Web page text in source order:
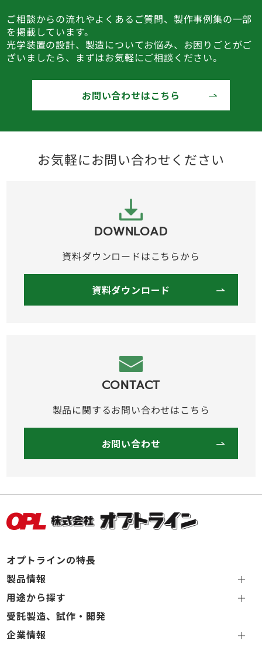
ご相談からの流れやよくあるご質問、製作事例集の一部
を掲載しています。
光学装置の設計、製造についてお悩み、お困りごとがご
ざいましたら、まずはお気軽にご相談ください。
お問い合わせはこちら
お気軽にお問い合わせください
DOWNLOAD
資料ダウンロードはこちらから
資料ダウンロード
CONTACT
製品に関するお問い合わせはこちら
お問い合わせ
オプトラインの特長
製品情報
用途から探す
受託製造、試作・開発
企業情報